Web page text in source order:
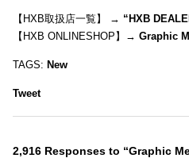
【HXB取扱店一覧】 → “HXB
【HXB ONLINESHOP】→ Graphic
TAGS: New
Tweet
2,916 Responses to “Graphic